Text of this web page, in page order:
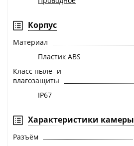
Корпус
Материал
Пластик ABS
Класс пыле- и
влагозащиты
IP67
Характеристики камеры
Разъём